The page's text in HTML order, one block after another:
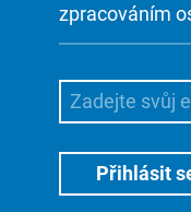
zpracováním